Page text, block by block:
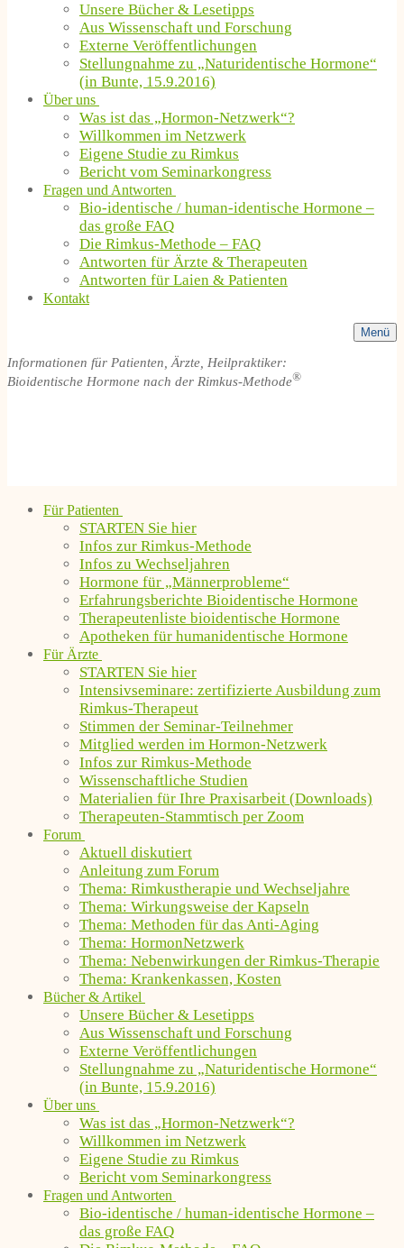
Unsere Bücher & Lesetipps
Aus Wissenschaft und Forschung
Externe Veröffentlichungen
Stellungnahme zu „Naturidentische Hormone“
(in Bunte, 15.9.2016)
Über uns
Was ist das „Hormon-Netzwerk“?
Willkommen im Netzwerk
Eigene Studie zu Rimkus
Bericht vom Seminarkongress
Fragen und Antworten
Bio-identische / human-identische Hormone –
das große FAQ
Die Rimkus-Methode – FAQ
Antworten für Ärzte & Therapeuten
Antworten für Laien & Patienten
Kontakt
Menü
Informationen für Patienten, Ärzte, Heilpraktiker:
Bioidentische Hormone nach der Rimkus-Methode®
Für Patienten
STARTEN Sie hier
Infos zur Rimkus-Methode
Infos zu Wechseljahren
Hormone für „Männerprobleme“
Erfahrungsberichte Bioidentische Hormone
Therapeutenliste bioidentische Hormone
Apotheken für humanidentische Hormone
Für Ärzte
STARTEN Sie hier
Intensivseminare: zertifizierte Ausbildung zum
Rimkus-Therapeut
Stimmen der Seminar-Teilnehmer
Mitglied werden im Hormon-Netzwerk
Infos zur Rimkus-Methode
Wissenschaftliche Studien
Materialien für Ihre Praxisarbeit (Downloads)
Therapeuten-Stammtisch per Zoom
Forum
Aktuell diskutiert
Anleitung zum Forum
Thema: Rimkustherapie und Wechseljahre
Thema: Wirkungsweise der Kapseln
Thema: Methoden für das Anti-Aging
Thema: HormonNetzwerk
Thema: Nebenwirkungen der Rimkus-Therapie
Thema: Krankenkassen, Kosten
Bücher & Artikel
Unsere Bücher & Lesetipps
Aus Wissenschaft und Forschung
Externe Veröffentlichungen
Stellungnahme zu „Naturidentische Hormone“
(in Bunte, 15.9.2016)
Über uns
Was ist das „Hormon-Netzwerk“?
Willkommen im Netzwerk
Eigene Studie zu Rimkus
Bericht vom Seminarkongress
Fragen und Antworten
Bio-identische / human-identische Hormone –
das große FAQ